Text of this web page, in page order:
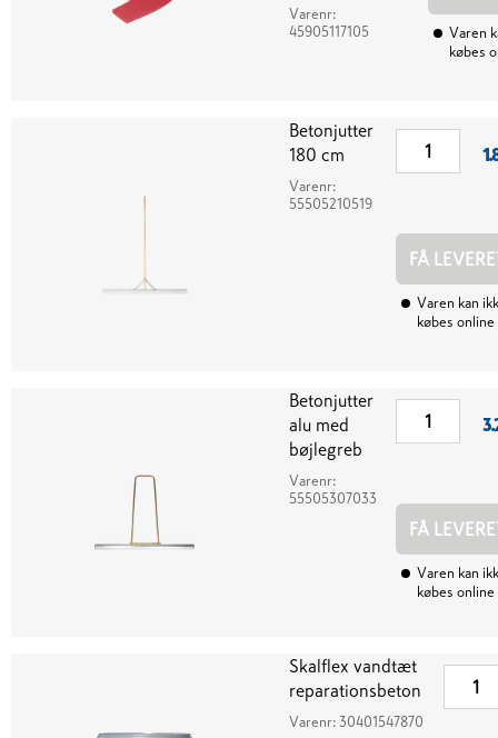
Varenr:
45905117105
Varen
købes
Betonjutter
180 cm
Varenr:
55505210519
FÅ
Varen kan
købes online
Betonjutter
alu med
bøjlegreb
Varenr:
55505307033
FÅ
Varen kan
købes online
Skalflex vandtæt
reparationsbeton
Varenr: 30401547870